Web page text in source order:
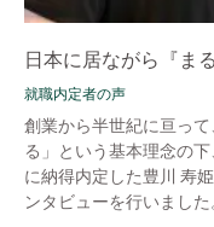
日本に居ながら『ま
就職内定者の声
創業から半世紀に亘っ
る」という基本理念の
に納得内定した豊川 寿
ンタビューを行いました